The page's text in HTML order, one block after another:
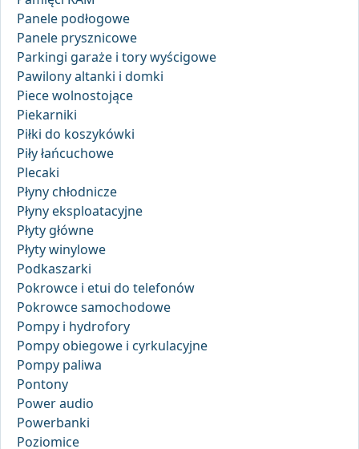
Panele podłogowe
Panele prysznicowe
Parkingi garaże i tory wyścigowe
Pawilony altanki i domki
Piece wolnostojące
Piekarniki
Piłki do koszykówki
Piły łańcuchowe
Plecaki
Płyny chłodnicze
Płyny eksploatacyjne
Płyty główne
Płyty winylowe
Podkaszarki
Pokrowce i etui do telefonów
Pokrowce samochodowe
Pompy i hydrofory
Pompy obiegowe i cyrkulacyjne
Pompy paliwa
Pontony
Power audio
Powerbanki
Poziomice